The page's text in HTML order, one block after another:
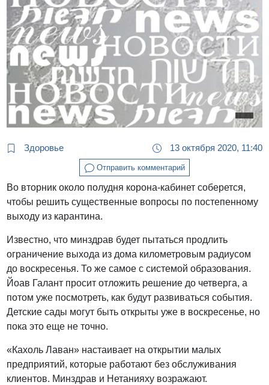
Здоровье 13 октября 2020, 11:40
Отправить комментарий
Во вторник около полудня корона-кабинет соберется,
чтобы решить существенные вопросы по постепенному
выходу из карантина.
Известно, что минздрав будет пытаться продлить
ограничение выхода из дома километровым радиусом
до воскресенья. То же самое с системой образования.
Йоав Галант просит отложить решение до четверга, а
потом уже посмотреть, как будут развиваться события.
Детские сады могут быть открыты уже в воскресенье, но
пока это еще не точно.
«Кахоль Лаван» настаивает на открытии малых
предприятий, которые работают без обслуживания
клиентов. Минздрав и Нетанияху возражают.